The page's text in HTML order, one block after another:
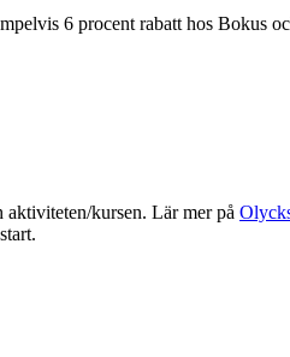
6 procent rabatt hos Bokus
aktiviteten/kursen. Lär mer på